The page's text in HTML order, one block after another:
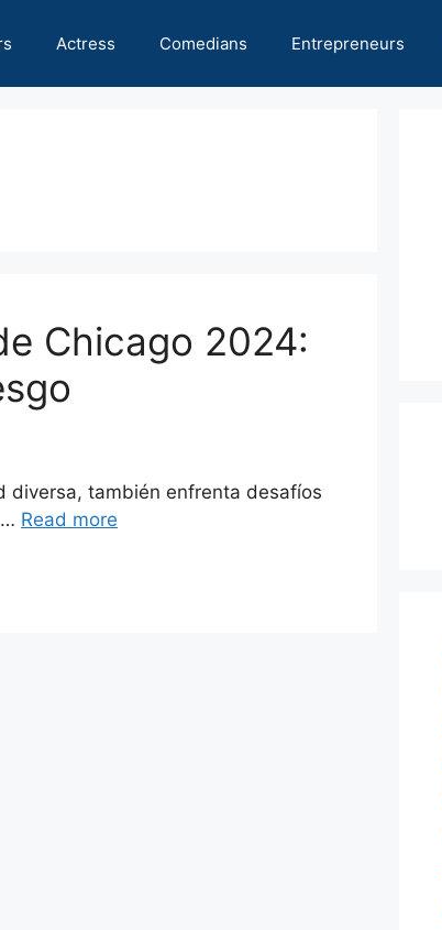
Actress Comedians Entrepreneurs
Chicago 2024:
diversa, también enfrenta desafíos
Read more